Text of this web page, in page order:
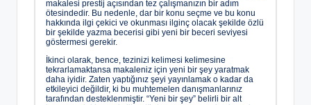
makalesi prestij açısından tez çalışmanızın bir adım
ötesindedir. Bu nedenle, dar bir konu seçme ve bu konu
hakkında ilgi çekici ve okunması ilginç olacak şekilde özlü
bir şekilde yazma becerisi gibi yeni bir beceri seviyesi
göstermesi gerekir.
İkinci olarak, bence, tezinizi kelimesi kelimesine
tekrarlamaktansa makaleniz için yeni bir şey yaratmak
daha iyidir. Zaten yaptığınız şeyi yayınlamak o kadar da
etkileyici değildir, ki bu muhtemelen danışmanlarınız
tarafından desteklenmiştir. “Yeni bir şey” belirli bir alt